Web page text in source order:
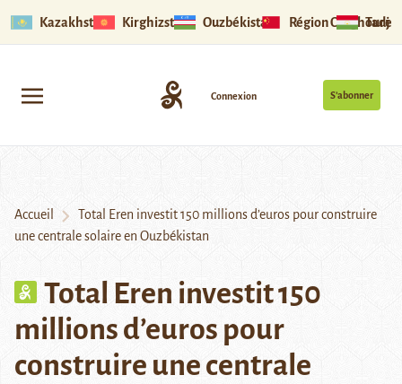
Kazakhstan Kirghizstan Ouzbékistan Région Ouïghoure
S’abonner
Connexion
Accueil
Total Eren investit 150 millions d’euros pour construire
une centrale solaire en Ouzbékistan
Total Eren investit 150
millions d’euros pour
construire une centrale